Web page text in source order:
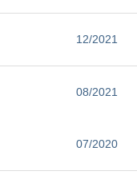
12/2021
08/2021
07/2020